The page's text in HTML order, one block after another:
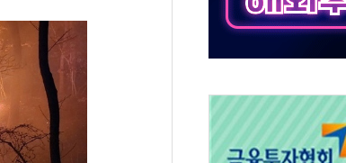
日, 4~6월 105조원 환시 개입...4월 말 '56조원' 사상 최대
오렌지플래닛 창업재단, 스타트업 지원 프로그램 성료
경찰, '300억대 사기 혐의' 차가원 대표 구속 송치